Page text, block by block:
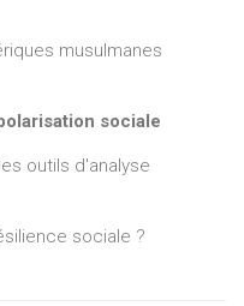
musulmanes
sociale
outils d'analyse
sociale ?